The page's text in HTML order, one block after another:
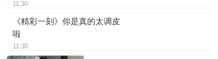
11:30
《精彩一刻》你是真的太调皮
啦
11:30